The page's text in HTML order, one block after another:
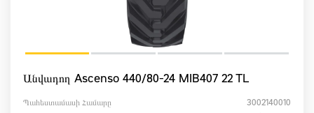
Անվադող Ascenso 440/80-24 MIB407 22 TL
Պահեստամասի Համարը
3002140010